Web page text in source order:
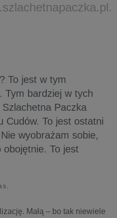
To jest w tym
Tym bardziej w tych
Paczka
Cudów. To jest ostatni
wyobrażam sobie,
To jest
Małą – bo tak niewiele